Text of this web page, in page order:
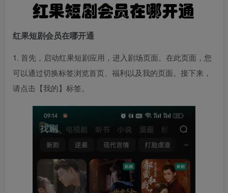
红果短剧会员在哪开通
1. 首先，启动红果短剧应用，进入剧场页面。在此页面，您
可以通过切换标签浏览首页、福利以及我的页面。接下来，
请点击【我的】标签。